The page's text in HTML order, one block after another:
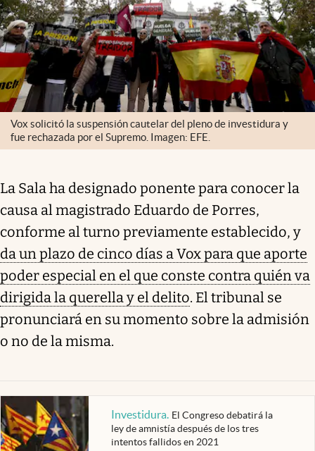
Vox solicitó la suspensión cautelar del pleno de investidura y
fue rechazada por el Supremo. Imagen: EFE.
La Sala ha designado ponente para conocer la
causa al magistrado Eduardo de Porres,
conforme al turno previamente establecido, y
da un plazo de cinco días a Vox para que aporte
poder especial en el que conste contra quién va
dirigida la querella y el delito. El tribunal se
pronunciará en su momento sobre la admisión
o no de la misma.
Investidura. El Congreso debatirá la
ley de amnistía después de los tres
intentos fallidos en 2021